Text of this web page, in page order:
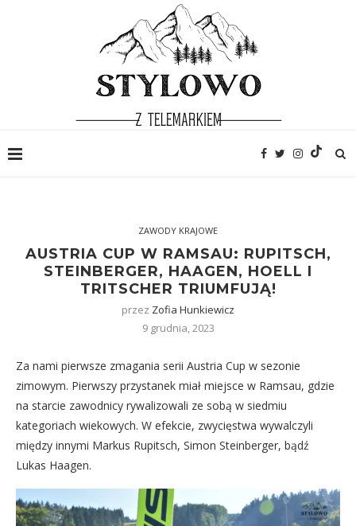
ZAWODY KRAJOWE
AUSTRIA CUP W RAMSAU: RUPITSCH,
STEINBERGER, HAAGEN, HOELL I
TRITSCHER TRIUMFUJĄ!
przez Zofia Hunkiewicz
9 grudnia, 2023
Za nami pierwsze zmagania serii Austria Cup w sezonie
zimowym. Pierwszy przystanek miał miejsce w Ramsau, gdzie
na starcie zawodnicy rywalizowali ze sobą w siedmiu
kategoriach wiekowych. W efekcie, zwycięstwa wywalczyli
między innymi Markus Rupitsch, Simon Steinberger, bądź
Lukas Haagen.